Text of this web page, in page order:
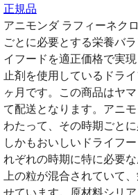
正規品
アニモンダ ラフィーネク
ごとに必要とする栄養バ
イフードを適正価格で実
止剤を使用しているドラ
ヶ月です。この商品はヤ
て配送となります。アニ
わたって、その時期ごと
しかもおいしいドライフ
れぞれの時期に特に必要
上の粒が混合されていて
せています。原材料シリ